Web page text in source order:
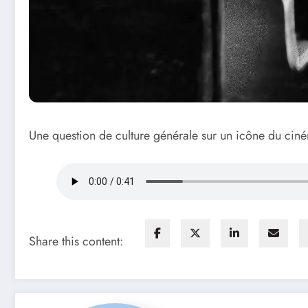
Une question de culture générale sur un icône du
Share this content: